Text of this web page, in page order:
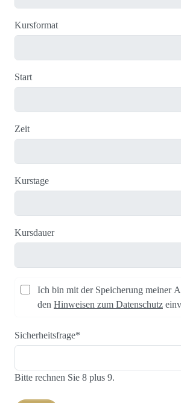
Kursformat
Start
Zeit
Kurstage
Kursdauer
Ich bin mit der Speicherung meiner
den Hinweisen zum Datenschutz
Sicherheitsfrage*
Bitte rechnen Sie 8 plus 9.